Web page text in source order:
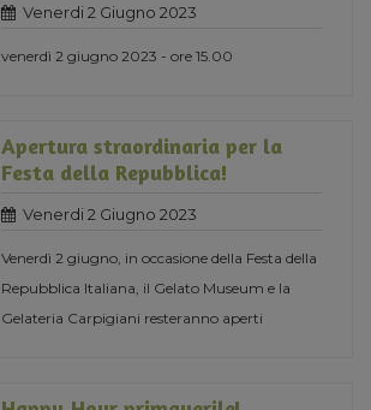
Venerdi 2 Giugno 2023
venerdì 2 giugno 2023 - ore 15.00
Apertura straordinaria per la
Festa della Repubblica!
Venerdi 2 Giugno 2023
Venerdì 2 giugno, in occasione della Festa della
Repubblica Italiana, il Gelato Museum e la
Gelateria Carpigiani resteranno aperti